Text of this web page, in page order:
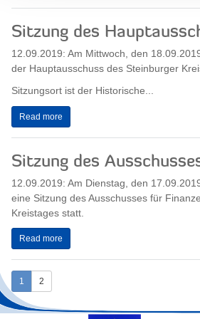
Sitzung des
12.09.2019: Am Mittwoch, den
der Hauptausschuss des Steinburger
Sitzungsort ist der Historische...
Read more
Sitzung des
12.09.2019: Am Dienstag, den
eine Sitzung des Ausschusses für
Kreistages statt.
Read more
1 2